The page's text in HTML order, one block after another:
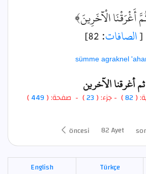
أَغْرَقْنَا الْآخَرِينَ﴾
[الصافات: 82]
sümme agraknel
ثم أغرقنا الآخرين
(
82
) - جزء: (23) - صفحة: (449
)
öncesi 82 Ayet
English Türkçe